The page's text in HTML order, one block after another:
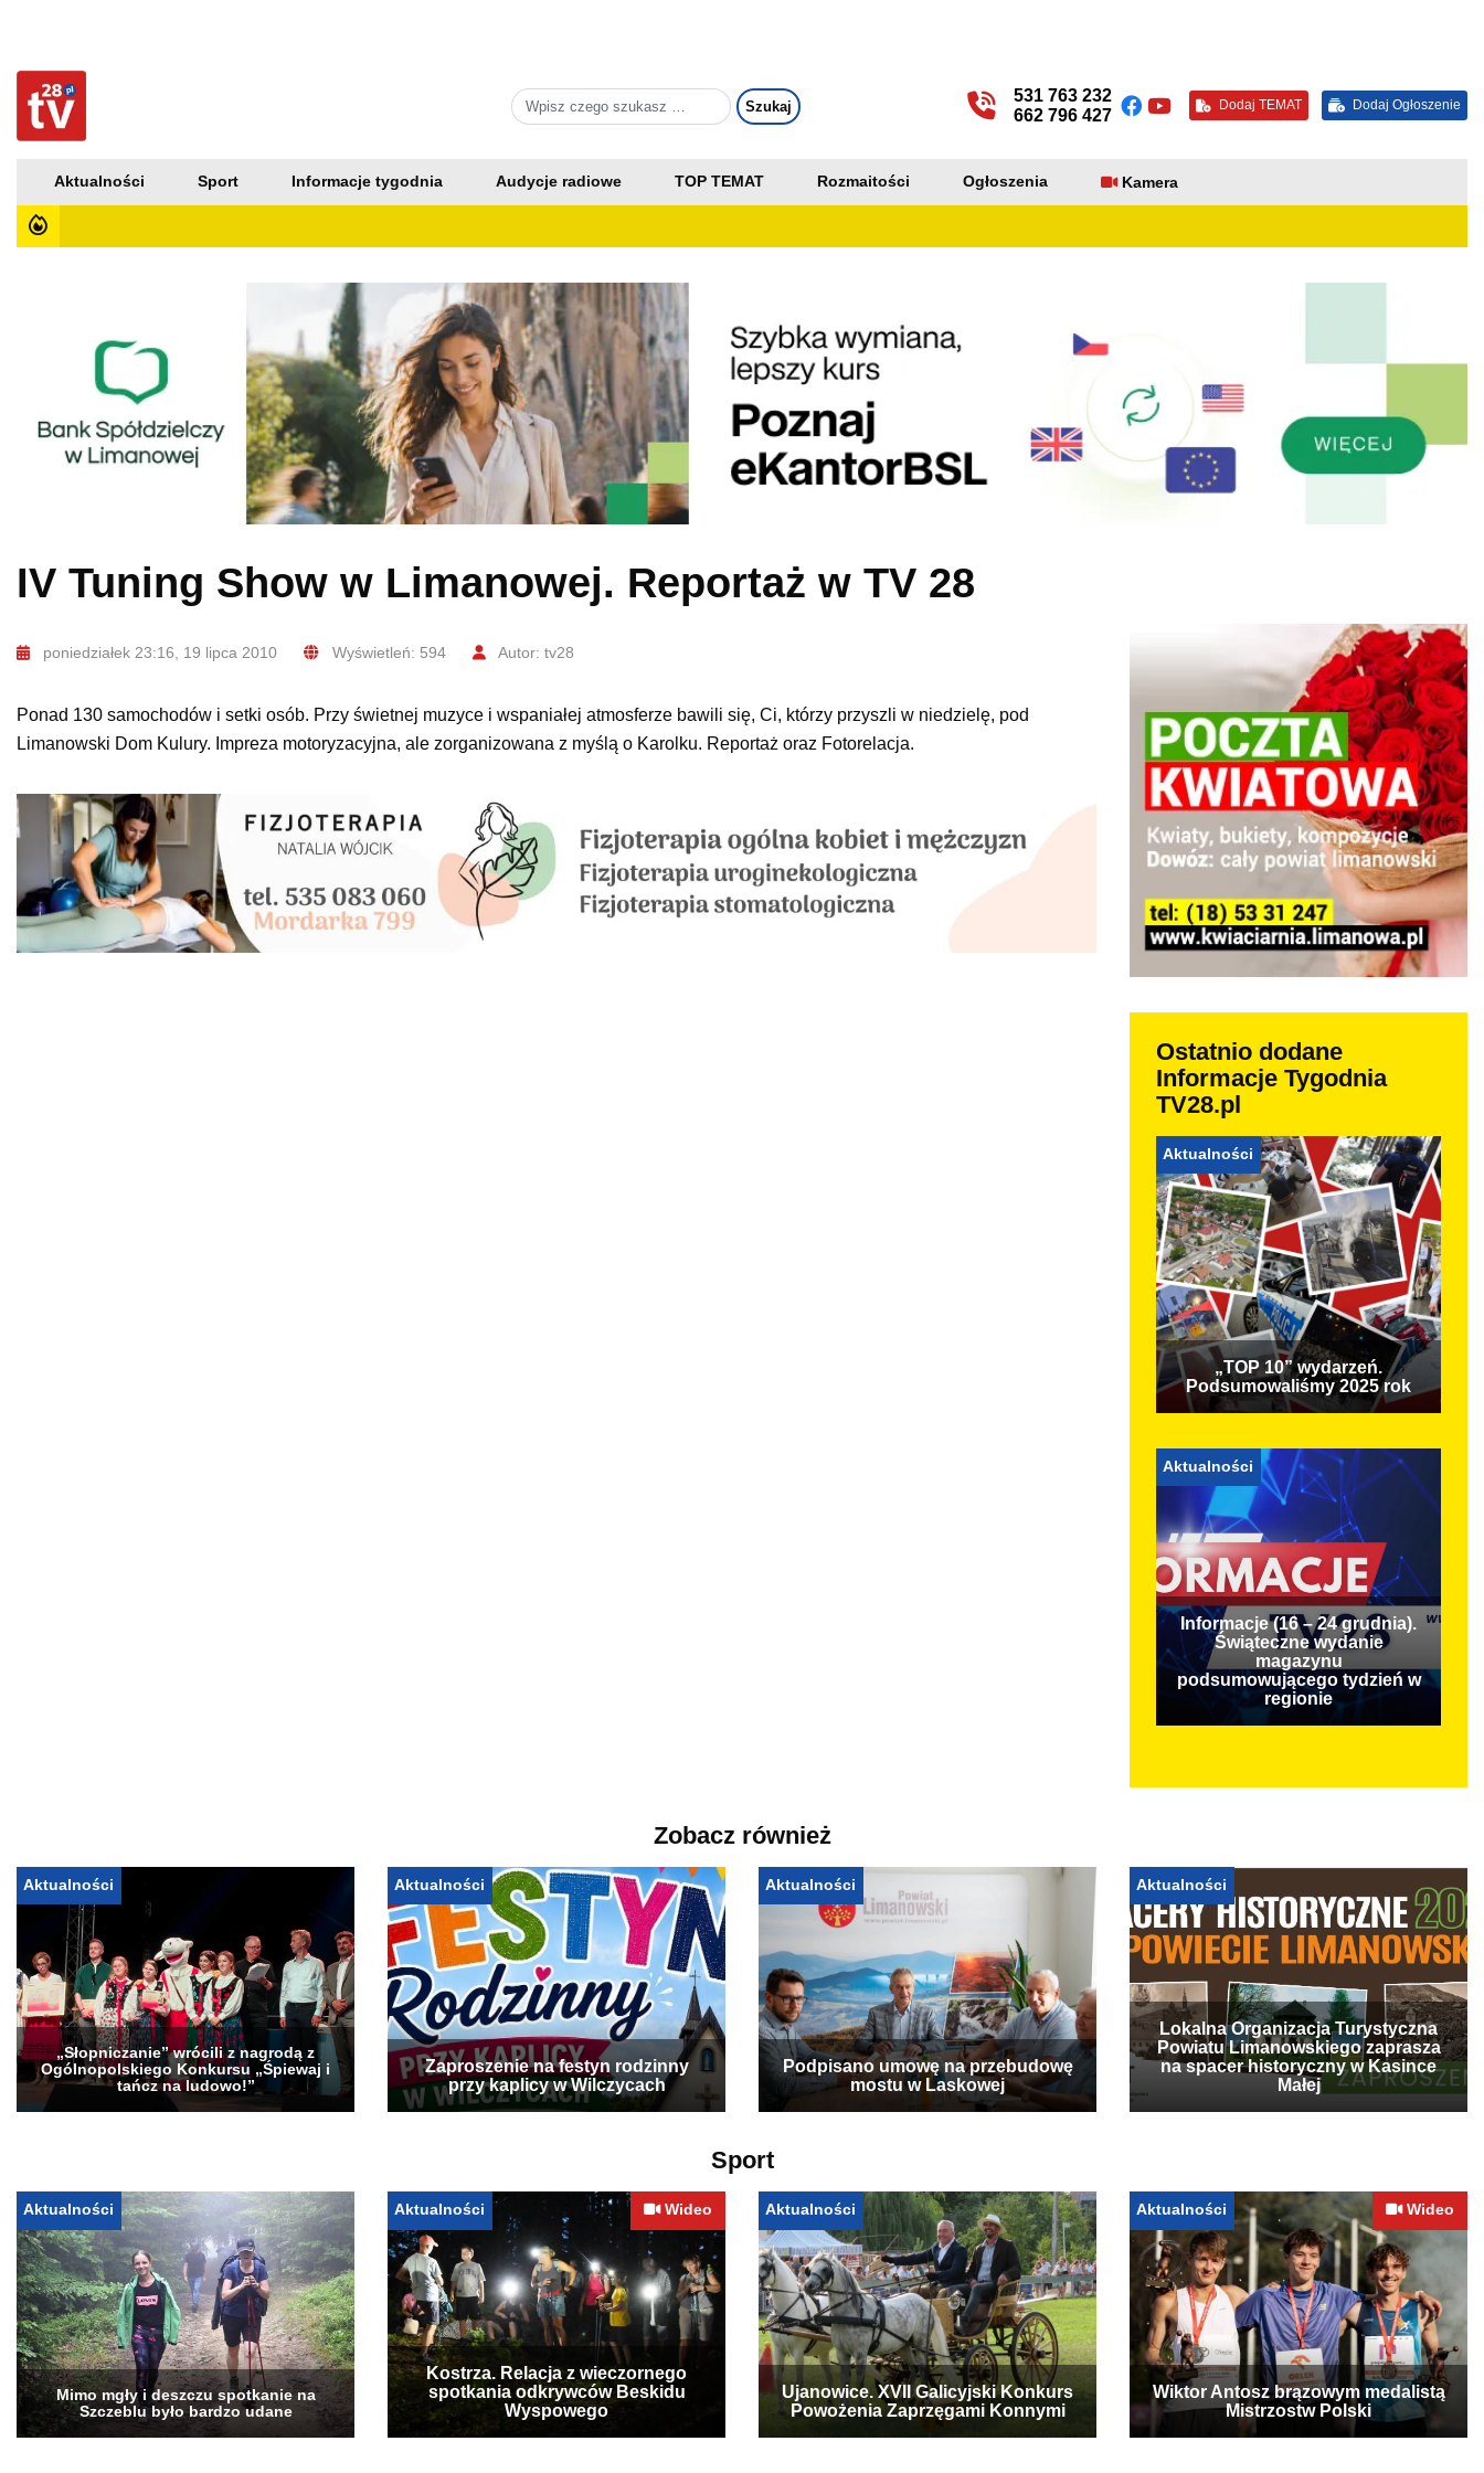
531 763 232
662 796 427
Dodaj TEMAT Dodaj Ogłoszenie
Aktualności Sport Informacje tygodnia Audycje radiowe TOP TEMAT Rozmaitości Ogłoszenia Kamera
IV Tuning Show w Limanowej. Reportaż w TV 28
poniedziałek 23:16, 19 lipca 2010 Wyświetleń: 594 Autor: tv28
Ponad 130 samochodów i setki osób. Przy świetnej muzyce i wspaniałej atmosferze bawili się, Ci, którzy przyszli w niedzielę, pod
Limanowski Dom Kulury. Impreza motoryzacyjna, ale zorganizowana z myślą o Karolku. Reportaż oraz Fotorelacja.
Ostatnio dodane
Informacje Tygodnia
TV28.pl
Aktualności
„TOP 10” wydarzeń.
Podsumowaliśmy 2025 rok
Aktualności
Informacje (16 – 24 grudnia).
Świąteczne wydanie
magazynu
podsumowującego tydzień w
regionie
Zobacz również
Aktualności
„Słopniczanie” wrócili z nagrodą z
Ogólnopolskiego Konkursu „Śpiewaj i
tańcz na ludowo!”
Aktualności
Zaproszenie na festyn rodzinny
przy kaplicy w Wilczycach
Aktualności
Podpisano umowę na przebudowę
mostu w Laskowej
Aktualności
Lokalna Organizacja Turystyczna
Powiatu Limanowskiego zaprasza
na spacer historyczny w Kasince
Małej
Sport
Aktualności
Mimo mgły i deszczu spotkanie na
Szczeblu było bardzo udane
Aktualności Wideo
Kostrza. Relacja z wieczornego
spotkania odkrywców Beskidu
Wyspowego
Aktualności
Ujanowice. XVII Galicyjski Konkurs
Powożenia Zaprzęgami Konnymi
Aktualności Wideo
Wiktor Antosz brązowym medalistą
Mistrzostw Polski